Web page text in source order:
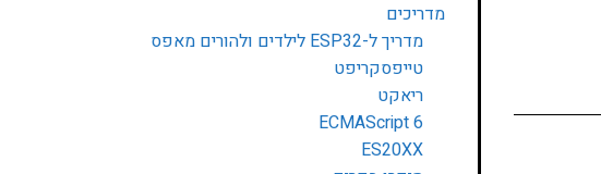
מדריכים
מדריך ל-ESP32 לילדים ולהורים מאפס
טייפסקריפט
ריאקט
ECMAScript 6
ES20XX